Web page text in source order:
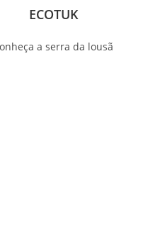
ECOTUK
a serra da lousã